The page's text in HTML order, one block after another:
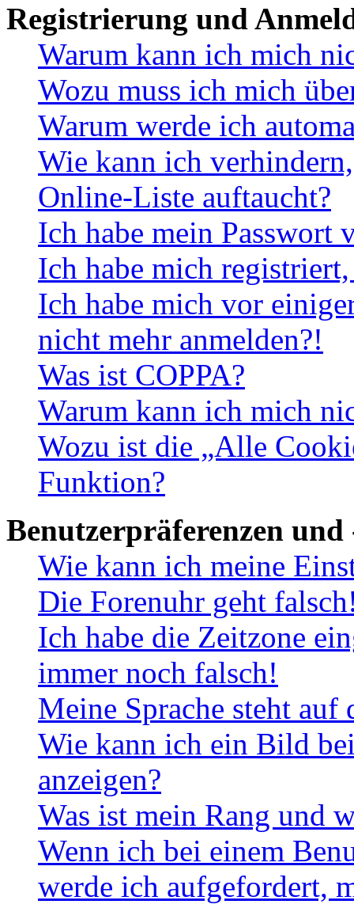
Registrierung und
Warum kann ich mich
Wozu muss ich mich
Warum werde ich
Wie kann ich
Online-Liste auftaucht?
Ich habe mein Passwort
Ich habe mich
Ich habe mich vor
nicht mehr anmelden?!
Was ist COPPA?
Warum kann ich mich
Wozu ist die „Alle
Funktion?
Benutzerpräferenzen und
Wie kann ich meine
Die Forenuhr geht
Ich habe die Zeitzone
immer noch falsch!
Meine Sprache steht
Wie kann ich ein Bild
anzeigen?
Was ist mein Rang und
Wenn ich bei einem
werde ich aufgefordert,